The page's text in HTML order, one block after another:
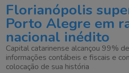
Florianópolis
Porto Alegre em
nacional inédito
Capital catarinense alcançou 99%
informações contábeis e fiscais e
colocação de sua história